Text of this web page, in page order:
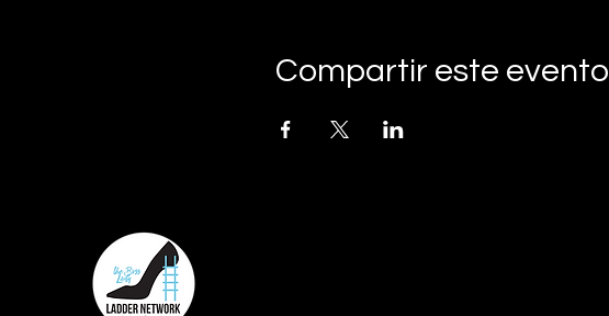
Compartir este evento